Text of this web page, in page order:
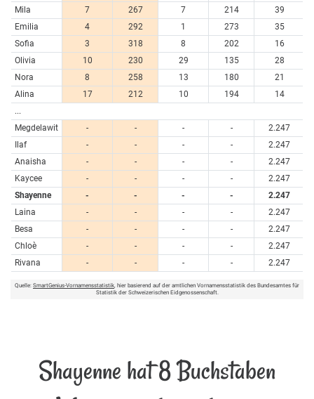
Mila
7 267 7 214
39
Emilia
4 292 1 273
35
Sofia
3 318 8 202
16
Olivia
10 230 29 135
28
Nora
8 258 13 180
21
Alina
17 212 10 194
14
...
Megdelawit
- - - -
2.247
Ilaf
- - - -
2.247
Anaisha
- - - -
2.247
Kaycee
- - - -
2.247
Shayenne
- - - -
2.247
Laina
- - - -
2.247
Besa
- - - -
2.247
Chloè
- - - -
2.247
Rivana
- - - - 2.247
Quelle: SmartGenius-Vornamensstatistik, hier basierend auf der amtlichen Vornamensstatistik des Bundesamtes für
Statistik der Schweizerischen Eidgenossenschaft.
Shayenne hat 8 Buchstaben